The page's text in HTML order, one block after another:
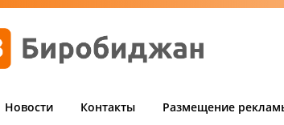
Новости Контакты Размещение